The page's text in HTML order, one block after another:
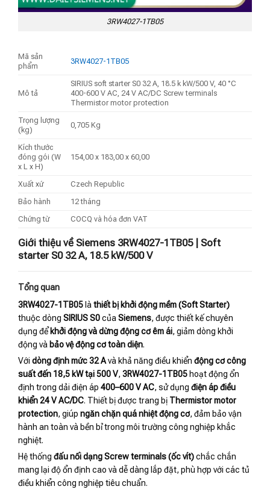
3RW4027-1TB05
Mã sản
phẩm
3RW4027-1TB05
Mô tả
SIRIUS soft starter S0 32 A, 18.5 k kW/500 V, 40 °C
400-600 V AC, 24 V AC/DC Screw terminals
Thermistor motor protection
Trọng lượng
(kg)
0,705 Kg
Kích thước
đóng gói (W
x L x H)
154,00 x 183,00 x 60,00
Xuất xứ
Czech Republic
Bảo hành
12 tháng
Chứng từ
COCQ và hóa đơn VAT
Giới thiệu về Siemens 3RW4027-1TB05 | Soft
starter S0 32 A, 18.5 kW/500 V
Tổng quan
3RW4027-1TB05 làthiết bị khởi động mềm (Soft Starter)
thuộc dòng SIRIUS S0củaSiemens, được thiết kế chuyên
dụng để khởi động và dừng động cơ êm ái, giảm dòng khởi
động và bảo vệ động cơ toàn diện.
Với dòng định mức 32 Avà khả năng điều khiển động cơ công
suất đến 18,5 kW tại 500 V, 3RW4027-1TB05 hoạt động ổn
định trong dải điện áp 400–600 V AC, sử dụng điện áp điều
khiển 24 V AC/DC. Thiết bị được trang bị Thermistor motor
protection, giúp ngăn chặn quá nhiệt động cơ, đảm bảo vận
hành an toàn và bền bỉ trong môi trường công nghiệp khắc
nghiệt.
Hệ thống đấu nối dạng Screw terminals (ốc vít)chắc chắn
mang lại độ ổn định cao và dễ dàng lắp đặt, phù hợp với các tủ
điều khiển công nghiệp tiêu chuẩn.